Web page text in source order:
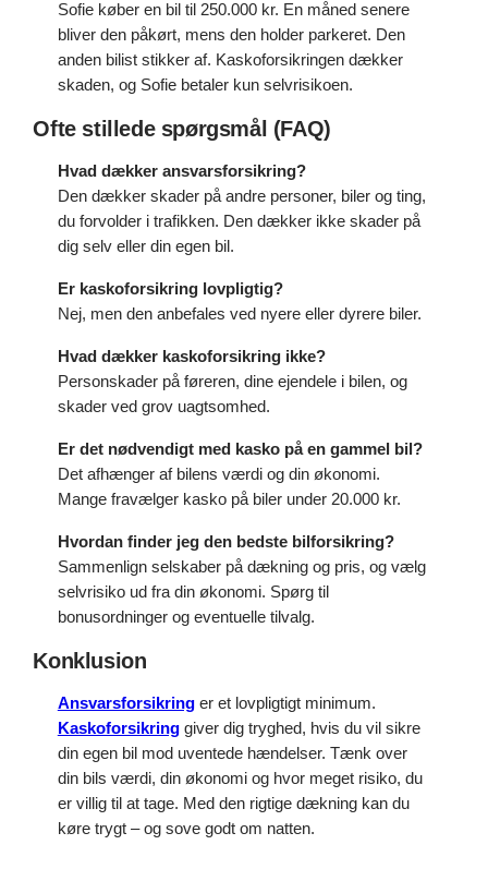
Sofie køber en bil til 250.000 kr. En måned senere
bliver den påkørt, mens den holder parkeret. Den
anden bilist stikker af. Kaskoforsikringen dækker
skaden, og Sofie betaler kun selvrisikoen.
Ofte stillede spørgsmål (FAQ)
Hvad dækker ansvarsforsikring?
Den dækker skader på andre personer, biler og ting,
du forvolder i trafikken. Den dækker ikke skader på
dig selv eller din egen bil.
Er kaskoforsikring lovpligtig?
Nej, men den anbefales ved nyere eller dyrere biler.
Hvad dækker kaskoforsikring ikke?
Personskader på føreren, dine ejendele i bilen, og
skader ved grov uagtsomhed.
Er det nødvendigt med kasko på en gammel bil?
Det afhænger af bilens værdi og din økonomi.
Mange fravælger kasko på biler under 20.000 kr.
Hvordan finder jeg den bedste bilforsikring?
Sammenlign selskaber på dækning og pris, og vælg
selvrisiko ud fra din økonomi. Spørg til
bonusordninger og eventuelle tilvalg.
Konklusion
Ansvarsforsikringer et lovpligtigt minimum.
Kaskoforsikringgiver dig tryghed, hvis du vil sikre
din egen bil mod uventede hændelser. Tænk over
din bils værdi, din økonomi og hvor meget risiko, du
er villig til at tage. Med den rigtige dækning kan du
køre trygt – og sove godt om natten.